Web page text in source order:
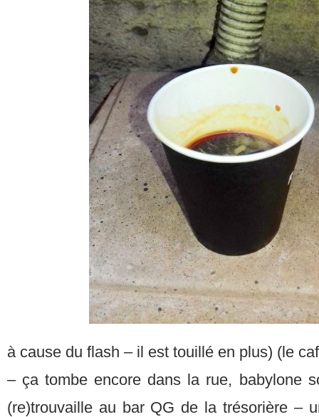
à cause du flash – il est touillé en plus) (le
– ça tombe encore dans la rue, babylone
(re)trouvaille au bar QG de la trésorière –